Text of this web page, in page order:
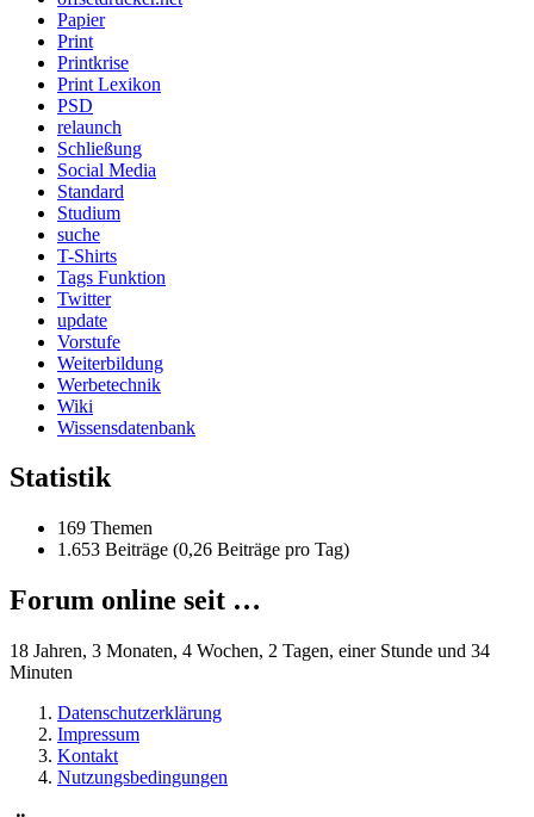
Papier
Print
Printkrise
Print Lexikon
PSD
relaunch
Schließung
Social Media
Standard
Studium
suche
T-Shirts
Tags Funktion
Twitter
update
Vorstufe
Weiterbildung
Werbetechnik
Wiki
Wissensdatenbank
Statistik
169 Themen
1.653 Beiträge (0,26 Beiträge pro Tag)
Forum online seit …
18 Jahren, 3 Monaten, 4 Wochen, 2 Tagen, einer Stunde und 34
Minuten
Datenschutzerklärung
Impressum
Kontakt
Nutzungsbedingungen